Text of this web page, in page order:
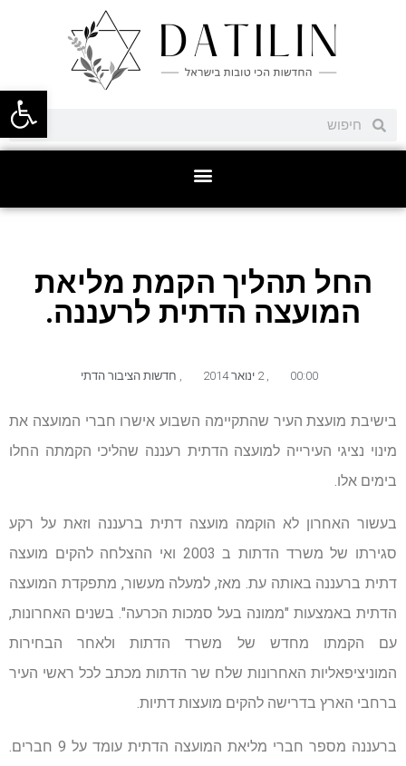
פתח
החל תהליך הקמת מליאת
המועצה הדתית לרעננה.
00:00
, 2 ינואר 2014 , חדשות הציבור הדתי
בישיבת מועצת העיר שהתקיימה השבוע אישרו חברי המועצה את
מינוי נציגי העירייה למועצה הדתית רעננה שהליכי הקמתה החלו
בימים אלו.
בעשור האחרון לא הוקמה מועצה דתית ברעננה וזאת על רקע
סגירתו של משרד הדתות ב 2003 ואי ההצלחה להקים מועצה
דתית ברעננה באותה עת. מאז, למעלה מעשור, מתפקדת המועצה
הדתית באמצעות "ממונה בעל סמכות הכרעה". בשנים האחרונות,
עם הקמתו מחדש של משרד הדתות ולאחר הבחירות
המוניציפאליות האחרונות שלח שר הדתות מכתב לכל ראשי העיר
ברחבי הארץ בדרישה להקים מועצות דתיות.
ברעננה מספר חברי מליאת המועצה הדתית עומד על 9 חברים.